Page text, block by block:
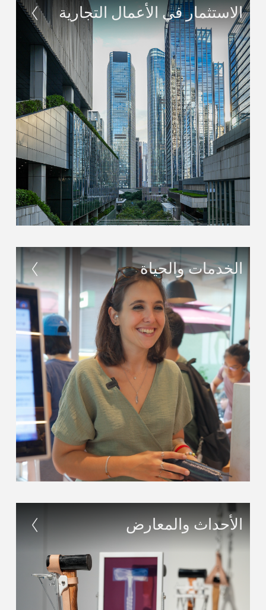
الاستثمار في الأعمال التجارية
الخدمات والحياة
الأحداث والمعارض